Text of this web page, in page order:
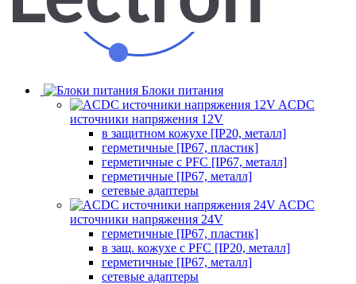
Блоки питания
ACDC
источники напряжения 12V
в защитном кожухе [IP20, металл]
герметичные [IP67, пластик]
герметичные с PFC [IP67, металл]
герметичные [IP67, металл]
сетевые адаптеры
ACDC
источники напряжения 24V
герметичные [IP67, пластик]
в защ. кожухе с PFC [IP20, металл]
герметичные [IP67, металл]
сетевые адаптеры